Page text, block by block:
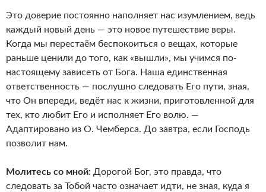
Это доверие постоянно наполняет нас изумлением, ведь
каждый новый день — это новое путешествие веры.
Когда мы перестаём беспокоиться о вещах, которые
раньше ценили до того, как «вышли», мы учимся по-
настоящему зависеть от Бога. Наша единственная
ответственность — послушно следовать Его пути, зная,
что Он впереди, ведёт нас к жизни, приготовленной для
тех, кто любит Его и исполняет Его волю. —
Адаптировано из О. Чемберса. До завтра, если Господь
позволит нам.
Молитесь со мной: Дорогой Бог, это правда, что
следовать за Тобой часто означает идти, не зная, куда я